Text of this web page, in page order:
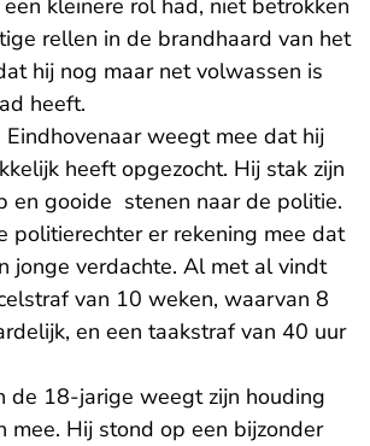
kleinere rol had, niet betrokken
rellen in de brandhaard van het
hij nog maar net volwassen is
heeft.
weegt mee dat hij
heeft opgezocht. Hij stak zijn
en gooide stenen naar de politie.
politierechter er rekening mee dat
jonge verdachte. Al met al vindt
van 10 weken, waarvan 8
en een taakstraf van 40 uur
de 18-jarige weegt zijn houding
mee. Hij stond op een bijzonder